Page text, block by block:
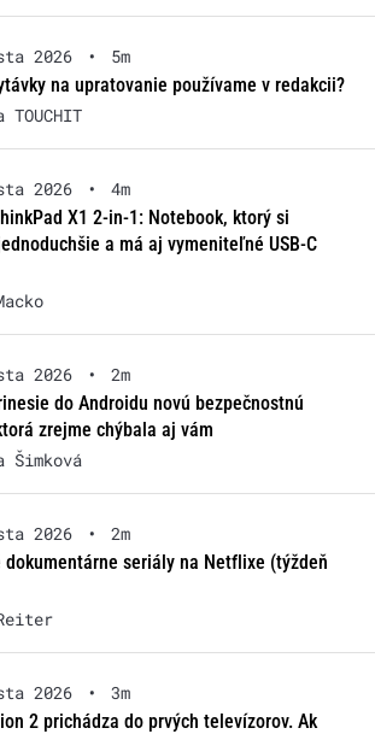
2026 •
5m
na upratovanie používame v redakcii?
TOUCHIT
2026 •
4m
X1 2-in-1: Notebook, ktorý si
a má aj vymeniteľné USB-C
2026 •
2m
do Androidu novú bezpečnostnú
zrejme chýbala aj vám
Šimková
2026 •
2m
dokumentárne seriály na Netflixe (týždeň
2026 •
3m
2 prichádza do prvých televízorov. Ak